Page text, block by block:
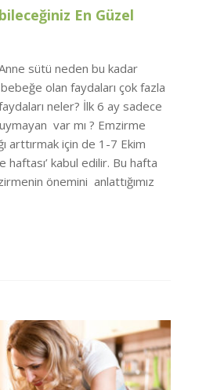
En Güzel
sütü neden bu kadar
olan faydaları çok fazla
neler? İlk 6 ay sadece
var mı ? Emzirme
arttırmak için de 1-7 Ekim
haftası’ kabul edilir. Bu hafta
önemini anlattığımız